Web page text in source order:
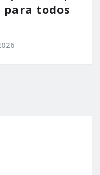
todos